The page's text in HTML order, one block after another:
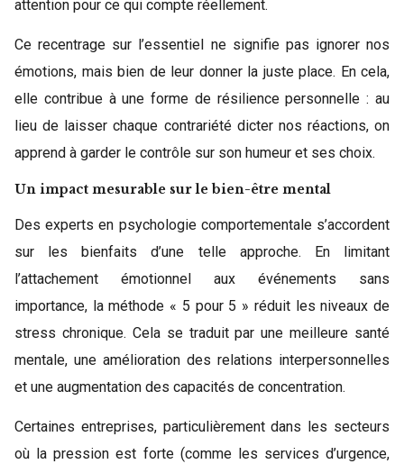
attention pour ce qui compte réellement.
Ce recentrage sur l’essentiel ne signifie pas ignorer nos
émotions, mais bien de leur donner la juste place. En cela,
elle contribue à une forme de résilience personnelle : au
lieu de laisser chaque contrariété dicter nos réactions, on
apprend à garder le contrôle sur son humeur et ses choix.
Un impact mesurable sur le bien-être mental
Des experts en psychologie comportementale s’accordent
sur les bienfaits d’une telle approche. En limitant
l’attachement émotionnel aux événements sans
importance, la méthode « 5 pour 5 » réduit les niveaux de
stress chronique. Cela se traduit par une meilleure santé
mentale, une amélioration des relations interpersonnelles
et une augmentation des capacités de concentration.
Certaines entreprises, particulièrement dans les secteurs
où la pression est forte (comme les services d’urgence,